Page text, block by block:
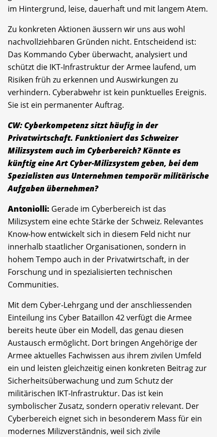
im Hintergrund, leise, dauerhaft und mit langem Atem.
Zu konkreten Aktionen äussern wir uns aus wohl
nachvollziehbaren Gründen nicht. Entscheidend ist:
Das Kommando Cyber überwacht, analysiert und
schützt die IKT-Infrastruktur der Armee laufend, um
Risiken früh zu erkennen und Auswirkungen zu
verhindern. Cyberabwehr ist kein punktuelles Ereignis.
Sie ist ein permanenter Auftrag.
CW: Cyberkompetenz sitzt häufig in der
Privatwirtschaft. Funktioniert das Schweizer
Milizsystem auch im Cyberbereich? Könnte es
künftig eine Art Cyber-Milizsystem geben, bei dem
Spezialisten aus Unternehmen temporär militärische
Aufgaben übernehmen?
Antoniolli: Gerade im Cyberbereich ist das
Milizsystem eine echte Stärke der Schweiz. Relevantes
Know-how entwickelt sich in diesem Feld nicht nur
innerhalb staatlicher Organisationen, sondern in
hohem Tempo auch in der Privatwirtschaft, in der
Forschung und in spezialisierten technischen
Communities.
Mit dem Cyber-Lehrgang und der anschliessenden
Einteilung ins Cyber Bataillon 42 verfügt die Armee
bereits heute über ein Modell, das genau diesen
Austausch ermöglicht. Dort bringen Angehörige der
Armee aktuelles Fachwissen aus ihrem zivilen Umfeld
ein und leisten gleichzeitig einen konkreten Beitrag zur
Sicherheitsüberwachung und zum Schutz der
militärischen IKT-Infrastruktur. Das ist kein
symbolischer Zusatz, sondern operativ relevant. Der
Cyberbereich eignet sich in besonderem Mass für ein
modernes Milizverständnis, weil sich zivile